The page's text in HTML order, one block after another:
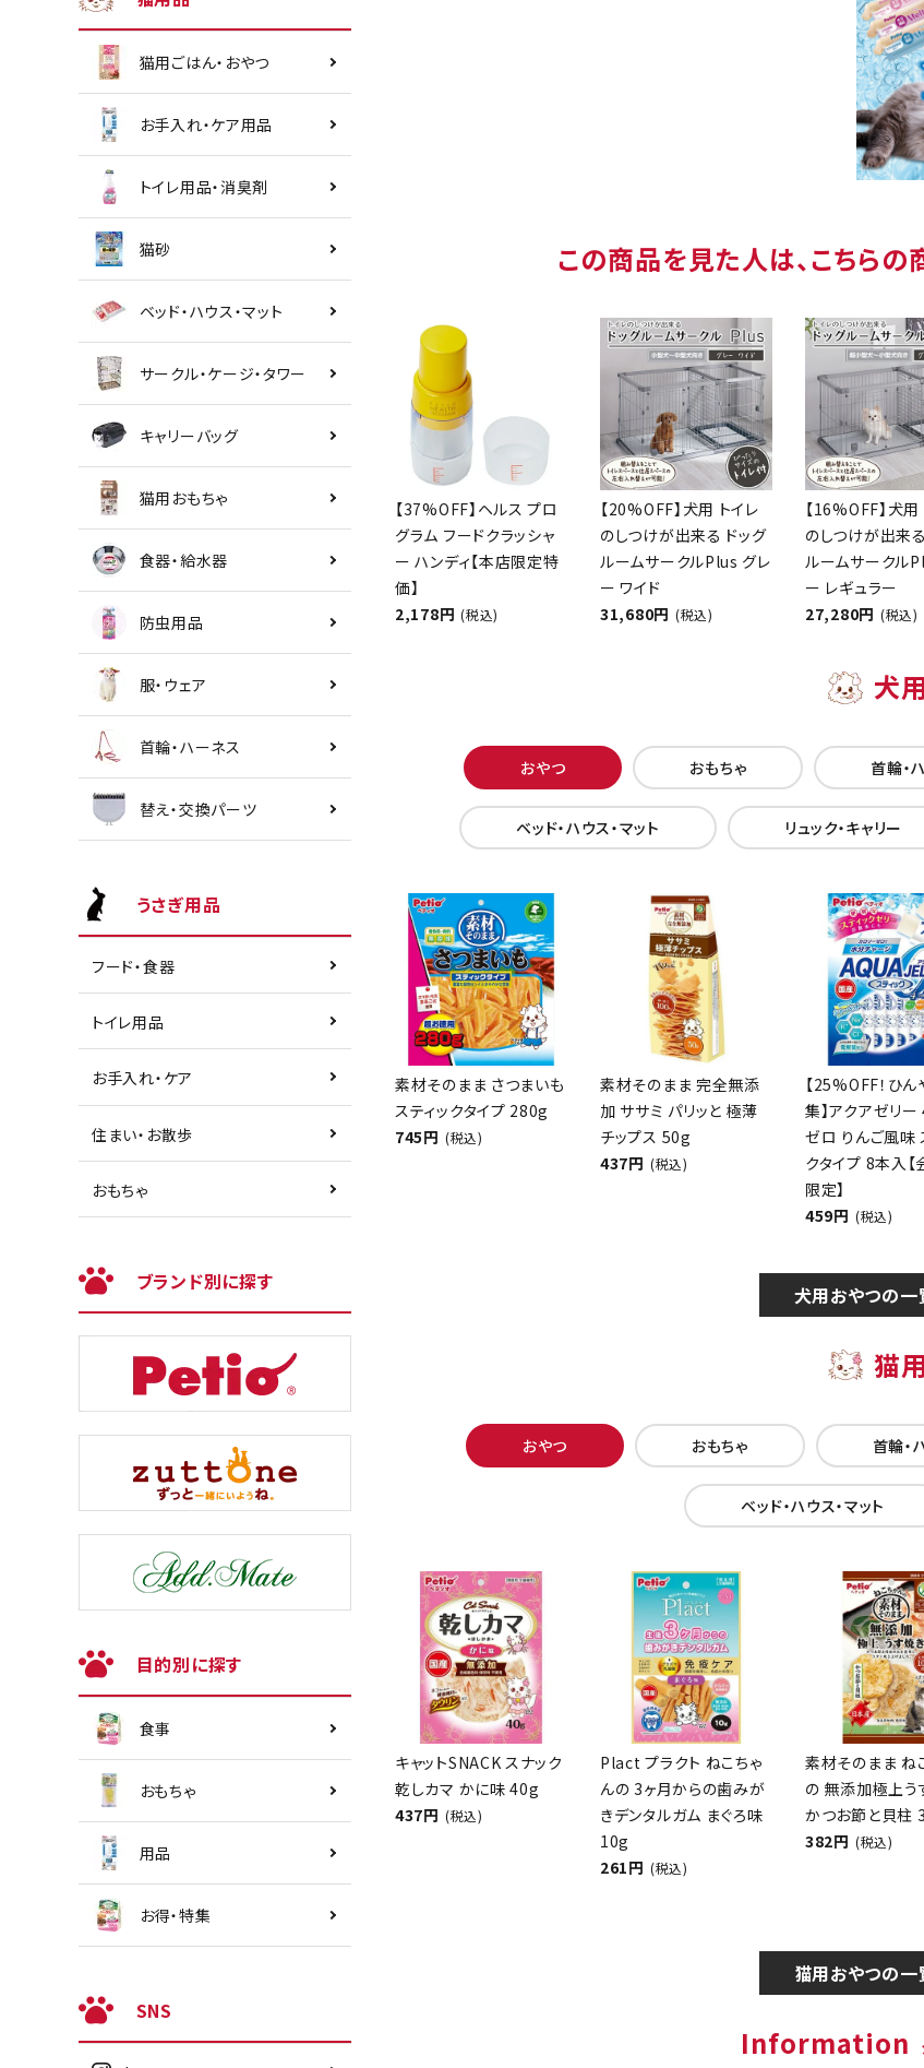
猫用ごはん・おやつ
お手入れ・ケア用品
トイレ用品・消臭剤
猫砂
ベッド・ハウス・マット
サークル・ケージ・タワー
キャリーバッグ
猫用おもちゃ
食器・給水器
防虫用品
服・ウェア
首輪・ハーネス
替え・交換パーツ
うさぎ用品
フード・食器
トイレ用品
お手入れ・ケア
住まい・お散歩
おもちゃ
ブランド別に探す
目的別に探す
食事
おもちゃ
用品
お得・特集
SNS
この商品を見た人は、こちらの
【37%OFF】ヘルス プロ
グラム フードクラッシャ
ー ハンディ【本店限定特
価】
2,178円 (税込)
【20%OFF】犬用 トイレ
のしつけが出来る ドッグ
ルームサークルPlus グレ
ー ワイド
31,680円 (税込)
【16%OFF】犬用
のしつけが出来
ルームサークル
ー レギュラー
27,280円 (税込)
犬
おやつ おもちゃ 首輪・
ベッド・ハウス・マット リュック・キャリー
素材そのまま さつまいも
スティックタイプ 280g
745円 (税込)
素材そのまま 完全無添
加 ササミ パリッと 極薄
チップス 50g
437円 (税込)
【25%OFF！ひん
集】アクアゼリ
ゼロ りんご風味
クタイプ 8本入
限定】
459円 (税込)
犬用おやつの一
猫
おやつ おもちゃ 首輪・
ベッド・ハウス・マット
キャットSNACK スナック
乾しカマ かに味 40g
437円 (税込)
Plact プラクト ねこちゃ
んの 3ヶ月からの歯みが
きデンタルガム まぐろ味
10g
261円 (税込)
素材そのまま ね
の 無添加極上う
かつお節と貝柱
382円 (税込)
猫用おやつの一
Information